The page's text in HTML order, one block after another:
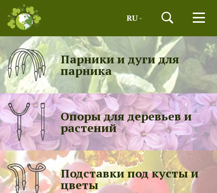
RU
Парники и дуги для
парника
Опоры для деревьев и
растений
Подставки под кусты и
цветы